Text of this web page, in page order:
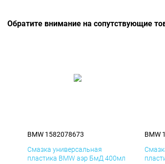
Обратите внимание на сопутствующие
BMW 1582078673
Смазка универсальная
пластика BMW аэр БмД 400мл
BMW